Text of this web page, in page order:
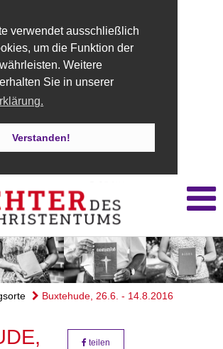
verwendet ausschließlich
um die Funktion der
Weitere
Sie in unserer
Verstanden!
Buxtehude, 26.6. - 14.8.2016
teilen